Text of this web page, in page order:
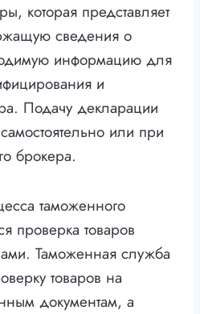
которая представляет
сведения о
информацию для
и
Подачу декларации
или при
брокера.
таможенного
проверка товаров
Таможенная служба
товаров на
документам, а